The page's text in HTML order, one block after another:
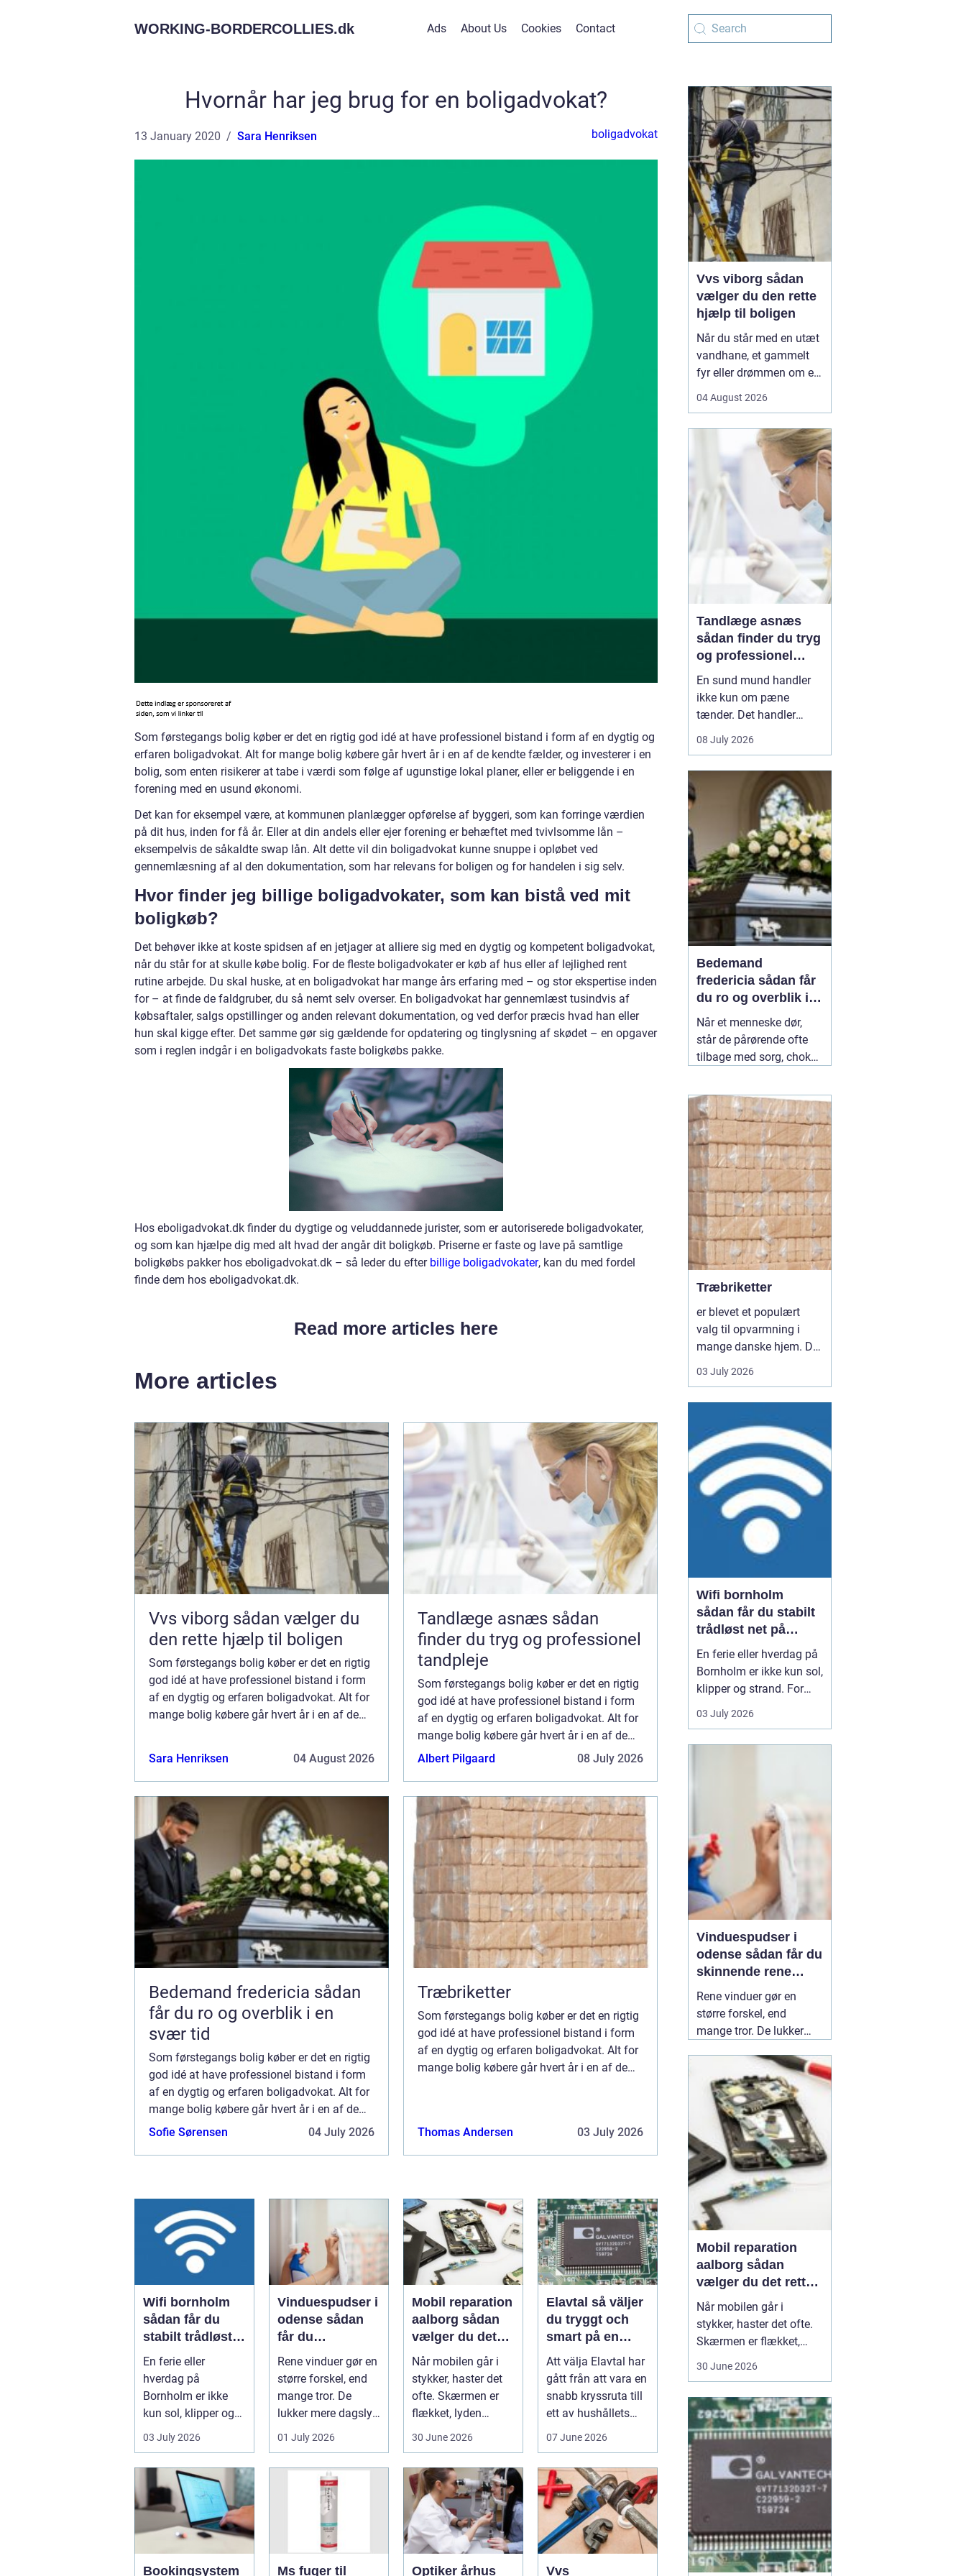
WORKING-BORDERCOLLIES.dk Ads About Us Cookies Contact
Hvornår har jeg brug for en boligadvokat?
13 January 2020 Sara Henriksen boligadvokat
Som førstegangs bolig køber er det en rigtig god idé at have professionel bistand i form af en dygtig og
erfaren boligadvokat. Alt for mange bolig købere går hvert år i en af de kendte fælder, og investerer i en
bolig, som enten risikerer at tabe i værdi som følge af ugunstige lokal planer, eller er beliggende i en
forening med en usund økonomi.
Det kan for eksempel være, at kommunen planlægger opførelse af byggeri, som kan forringe værdien
på dit hus, inden for få år. Eller at din andels eller ejer forening er behæftet med tvivlsomme lån –
eksempelvis de såkaldte swap lån. Alt dette vil din boligadvokat kunne snuppe i opløbet ved
gennemlæsning af al den dokumentation, som har relevans for boligen og for handelen i sig selv.
Hvor finder jeg billige boligadvokater, som kan bistå ved mit
boligkøb?
Det behøver ikke at koste spidsen af en jetjager at alliere sig med en dygtig og kompetent boligadvokat,
når du står for at skulle købe bolig. For de fleste boligadvokater er køb af hus eller af lejlighed rent
rutine arbejde. Du skal huske, at en boligadvokat har mange års erfaring med – og stor ekspertise inden
for – at finde de faldgruber, du så nemt selv overser. En boligadvokat har gennemlæst tusindvis af
købsaftaler, salgs opstillinger og anden relevant dokumentation, og ved derfor præcis hvad han eller
hun skal kigge efter. Det samme gør sig gældende for opdatering og tinglysning af skødet – en opgaver
som i reglen indgår i en boligadvokats faste boligkøbs pakke.
Hos eboligadvokat.dk finder du dygtige og veluddannede jurister, som er autoriserede boligadvokater,
og som kan hjælpe dig med alt hvad der angår dit boligkøb. Priserne er faste og lave på samtlige
boligkøbs pakker hos eboligadvokat.dk – så leder du efter billige boligadvokater, kan du med fordel
finde dem hos eboligadvokat.dk.
Read more articles here
More articles
Vvs viborg sådan vælger du
den rette hjælp til boligen
Som førstegangs bolig køber er det en rigtig
god idé at have professionel bistand i form
af en dygtig og erfaren boligadvokat. Alt for
mange bolig købere går hvert år i en af de
Sara Henriksen
04 August 2026
Tandlæge asnæs sådan
finder du tryg og professionel
tandpleje
Som førstegangs bolig køber er det en rigtig
god idé at have professionel bistand i form
af en dygtig og erfaren boligadvokat. Alt for
mange bolig købere går hvert år i en af de
kendte fælder, og invester...
Albert Pilgaard 08 July 2026
Bedemand fredericia sådan
får du ro og overblik i en
svær tid
Som førstegangs bolig køber er det en rigtig
god idé at have professionel bistand i form
af en dygtig og erfaren boligadvokat. Alt for
mange bolig købere går hvert år i en af de
kendte fælder, og invester...
Sofie Sørensen 04 July 2026
Træbriketter
Som førstegangs bolig køber er det en rigtig
god idé at have professionel bistand i form
af en dygtig og erfaren boligadvokat. Alt for
mange bolig købere går hvert år i en af de
Thomas Andersen 03 July 2026
Wifi bornholm
sådan får du
stabilt trådløst
net på klippeøen
En ferie eller
hverdag på
Bornholm er ikke
kun sol, klipper og
strand. For mange
er en stabil intern...
03 July 2026
Vinduespudser i
odense sådan
får du
skinnende rene
ruder året rundt
Rene vinduer gør en
større forskel, end
mange tror. De
lukker mere dagslys
ind, får hjem og
erhvervs...
01 July 2026
Mobil reparation
aalborg sådan
vælger du det
rette værksted
Når mobilen går i
stykker, haster det
ofte. Skærmen er
flækket, lyden
30 June 2026
Elavtal så väljer
du tryggt och
smart på en
rörlig elmarknad
Att välja Elavtal har
gått från att vara en
snabb kryssruta till
ett av hushållets
07 June 2026
Bookingsystem Ms fuger til Optiker århus Vvs
Vvs viborg sådan
vælger du den rette
hjælp til boligen
Når du står med en utæt
vandhane, et gammelt
fyr eller drømmen om et
dygtig VVSer være
løsning og en dyr
langtidsskade. I Viborg
og omegn findes der
mange fagfolk, men
hvordan sikrer du dig, at
04 August 2026
Tandlæge asnæs
sådan finder du tryg
og professionel
tandpleje
En sund mund handler
ikke kun om pæne
tænder. Det handler
også om at kunne spise
uden smerter, tale frit og
bekymret. For mange i
og omkring Asnæs kan
det dog være en
udfordring at finde den
rette tandlæge, især hvis
man har haft d...
08 July 2026
Bedemand
fredericia sådan får
du ro og overblik i
en svær tid
Når et menneske dør,
står de pårørende ofte
tilbage med sorg, chok
Hvad skal gøres først?
Hvem kontakter man?
Hvordan skaber man en
afsked, som føles rigtig?
Her spiller en lokal 04
July 2026
Træbriketter
er blevet et populært
valg til opvarmning i
mange danske hjem. De
er nemme at håndtere,
giver en høj varme og
almindeligt brænde.
Samtidig kan de udnytte
resttræ fra træindustrien,
som ellers ville gå til
spil...
03 July 2026
Wifi bornholm
sådan får du stabilt
trådløst net på
klippeøen
En ferie eller hverdag på
Bornholm er ikke kun sol,
klipper og strand. For
mange er en stabil
internetforbindelse
sommerhuset eller driver
en mindre virksomhed...
03 July 2026
Vinduespudser i
odense sådan får du
skinnende rene
ruder året rundt
Rene vinduer gør en
større forskel, end
mange tror. De lukker
erhvervsbygninger til at
fremstå velholdte og
giver et bedre indeklima.
Flere boligejere og
virksomheder vælger
derfor at bruge en
professionel01 July
2026
Mobil reparation
aalborg sådan
vælger du det rette
værksted
Når mobilen går i
stykker, haster det ofte.
Skærmen er flækket,
Aalborg er der flere
værksteder at vælge
imellem, og det kan være
svært at gennemskue,
hvem der faktisk leverer
30 June 2026